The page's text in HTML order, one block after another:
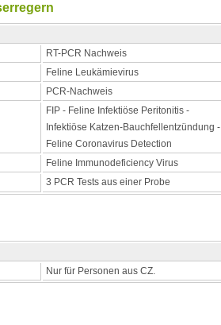
RT-PCR Nachweis
Feline Leukämievirus
PCR-Nachweis
FIP - Feline Infektiöse Peritonitis -
Infektiöse Katzen-Bauchfellentzündung -
Feline Coronavirus Detection
Feline Immunodeficiency Virus
3 PCR Tests aus einer Probe
Nur für Personen aus CZ.